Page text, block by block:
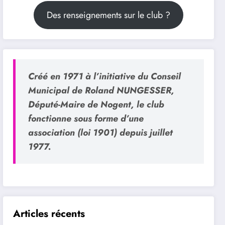
Des renseignements sur le club ?
Créé en 1971 à l’initiative du Conseil
Municipal de Roland NUNGESSER,
Député-Maire de Nogent, le club
fonctionne sous forme d’une
association (loi 1901) depuis juillet
1977.
Articles récents